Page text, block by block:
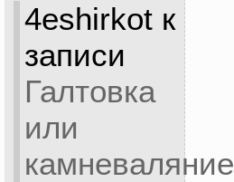
4eshirkotк
записи
Галтовка
или
камневаляние